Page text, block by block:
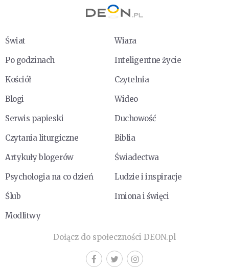
Świat
Wiara
Po godzinach
Inteligentne życie
Kościół
Czytelnia
Blogi
Wideo
Serwis papieski
Duchowość
Czytania liturgiczne
Biblia
Artykuły blogerów
Świadectwa
Psychologia na co dzień
Ludzie i inspiracje
Ślub
Imiona i święci
Modlitwy
Dołącz do społeczności DEON.pl